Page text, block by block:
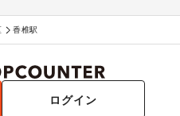
香椎駅
ログイン